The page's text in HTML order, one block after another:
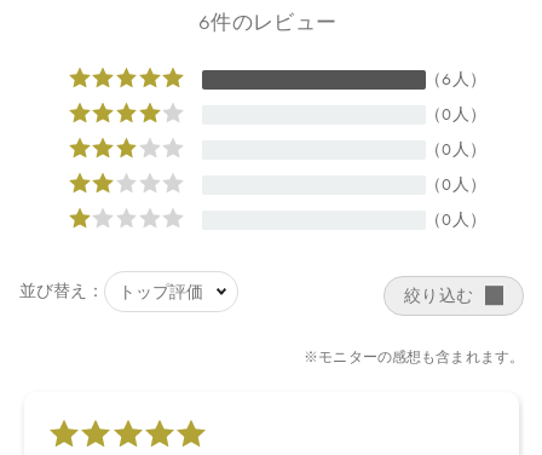
アスコルビン酸、ビターオレンジ花油＊、ビターオレンジ葉／枝
油＊、ベルガモット果実油＊、オレンジ果皮油＊、ニオイテンジ
クアオイ油＊、ＢＧ、キシリトール、カプリリルグリコール、コ
コイルグルタミン酸Ｎａ、フィチン酸、酸化銀、クエン酸、クエ
ン酸Ｎａ ＊オーガニック原料
【原産国】
【メーカー品番】
店舗でお問い合わせの際には、下記品番をお伝え下さい。
4573623433457
Biop 取り扱いなし